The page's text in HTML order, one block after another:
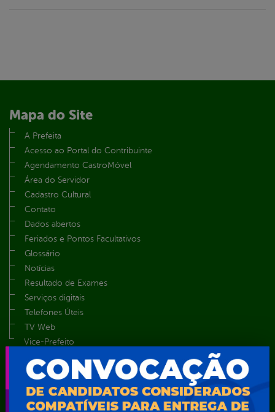
Mapa do Site
A Prefeita
Acesso ao Portal do Contribuinte
Agendamento CastroMóvel
Área do Servidor
Cadastro Cultural
Contato
Dados abertos
Feriados e Pontos Facultativos
Glossário
Notícias
Resultado de Exames
Serviços digitais
Telefones Úteis
TV Web
Vice-Prefeito
Secretarias
Agência Municipal de Meio Ambiente – AMMA
Assistência Social e Cidadania
Autarquia Educacional de Serra Talhada – AESET